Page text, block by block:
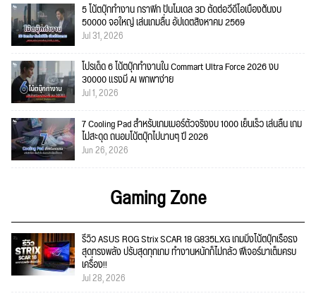
5 โน้ตบุ๊กทำงาน กราฟิก ปั้นโมเดล 3D ตัดต่อวีดีโอเบื้องต้นงบ
50000 จอใหญ่ เล่นเกมลื่น อัปเดตสิงหาคม 2569
Jul 31, 2026
โปรเด็ด 6 โน้ตบุ๊กทำงานใน Commart Ultra Force 2026 งบ
30000 แรงมี AI พกพาง่าย
Jul 1, 2026
7 Cooling Pad สำหรับเกมเมอร์ตัวจริงงบ 1000 เย็นเร็ว เล่นลื่น เกม
ไม่สะดุด ถนอมโน้ตบุ๊กไปนานๆ ปี 2026
Jun 26, 2026
Gaming Zone
รีวิว ASUS ROG Strix SCAR 18 G835LXG เกมมิ่งโน้ตบุ๊กเรือธง
สุดทรงพลัง ปรับสุดทุกเกม ทำงานหนักก็ไม่กลัว ฟีเจอร์มาเต็มครบ
เครื่อง!!
Jul 28, 2026